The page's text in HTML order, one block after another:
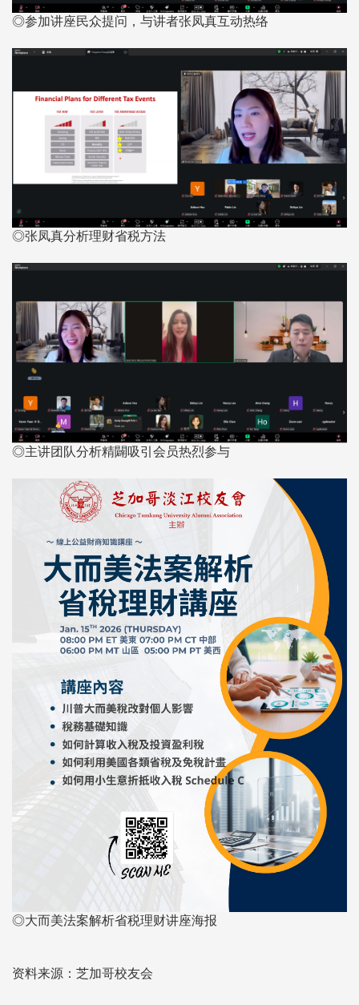
◎参加讲座民众提问，与讲者张凤真互动热络
◎张凤真分析理财省税方法
◎主讲团队分析精闢吸引会员热烈参与
◎大而美法案解析省税理财讲座海报
资料来源：芝加哥校友会